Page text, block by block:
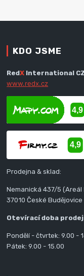
KDO JSME
RedX International
www.redx.cz
Prodejna & sklad:
Nemanická 437/5 (Areál
37010 České Budějovice
Otevírací doba
Pondělí - čtvrtek: 9.00 -
Pátek: 9.00 - 15.00